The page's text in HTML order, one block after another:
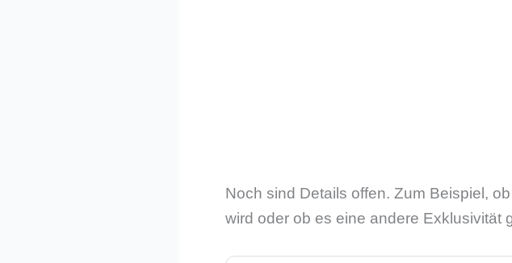
Noch sind Details offen. Zum Beispiel,
wird oder ob es eine andere Exklusivität